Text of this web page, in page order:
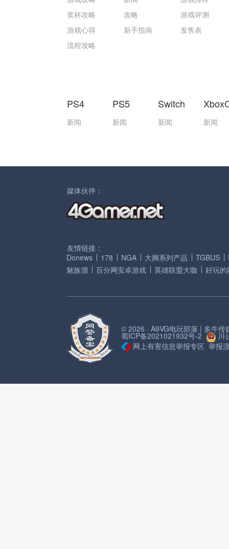
奖杯攻略
游戏心得
流程攻略
攻略
新手指南
游戏评测
发售表
PS4
新闻
PS5
新闻
Switch
新闻 新闻
媒体伙伴：
友情链接：
Donews
178 NGA 大脚系列产品 TGBUS
魅族溜
百分网安卓游戏 英雄联盟大咖 好玩的
© 2026 · A9VG电玩部落 | 多牛传
蜀ICP备2021021932号-2
川
网上有害信息举报专区 举报